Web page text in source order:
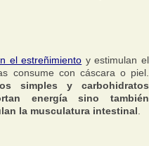
el estreñimiento y estimulan el
consume con cáscara o piel.
simples y carbohidratos
energía sino también
la musculatura intestinal